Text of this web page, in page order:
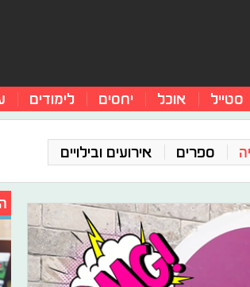
סטייל אוכל יחסים לימודים
ספרים אירועים ובילויים